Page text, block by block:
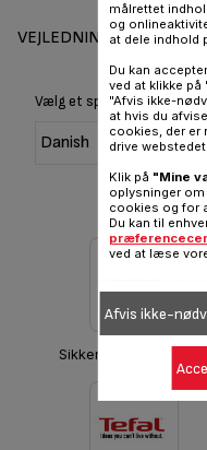
VEJLEDNINGER OG
Vælg et sprog for at vise
Sikkerhedsanvisninger
målrettet
og
at dele indhold
Du kan
ved at klikke
"Afvis ikke-
at hvis du
cookies, der er
drive
Klik på "Mine
oplysninger
cookies og for
Du kan til
ved at læse
Afvis ikke-